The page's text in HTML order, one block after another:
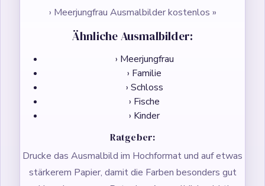
› Meerjungfrau Ausmalbilder kostenlos »
Ähnliche Ausmalbilder:
› Meerjungfrau
› Familie
› Schloss
› Fische
› Kinder
Ratgeber:
Drucke das Ausmalbild im Hochformat und auf etwas
stärkerem Papier, damit die Farben besonders gut